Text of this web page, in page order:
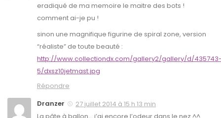
eradiqué de ma memoire le maitre des bots !
comment ai-je pu !
sinon une magnifique figurine de spiral zone, version
“réaliste” de toute beauté :
http://www.collectiondx.com/gallery2/gallery/d/
5/dxsz10jetmast.jpg
Répondre
Dranzer
27 juillet 2014 à 15 h 13 min